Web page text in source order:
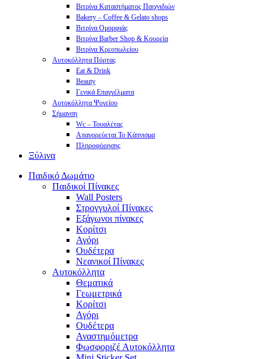
Βιτρίνα Καταστήματος Παιχνιδιών
Bakery – Coffee & Gelato shops
Βιτρίνα Ομορφιάς
Βιτρίνα Barber Shop & Κουρεία
Βιτρίνα Κρεοπωλείου
Αυτοκόλλητα Πόρτας
Eat & Drink
Beauty
Γενικά Επαγγέλματα
Αυτοκόλλητα Ψυγείου
Σήμανση
Wc – Τουαλέτας
Απαγορεύεται Το Κάπνισμα
Πληροφόρησης
Ξύλινα
Παιδικό Δωμάτιο
Παιδικοί Πίνακες
Wall Posters
Στρογγυλοί Πίνακες
Εξάγωνοι πίνακες
Κορίτσι
Αγόρι
Ουδέτερα
Νεανικοί Πίνακες
Αυτοκόλλητα
Θεματικά
Γεωμετρικά
Κορίτσι
Αγόρι
Ουδέτερα
Αναστημόμετρα
Φωσφοριζέ Αυτοκόλλητα